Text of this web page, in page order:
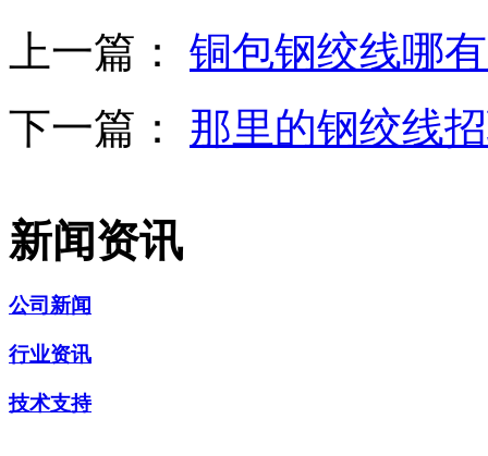
上一篇： 铜包钢绞线哪
下一篇： 那里的钢绞线
新闻资讯
公司新闻
行业资讯
技术支持